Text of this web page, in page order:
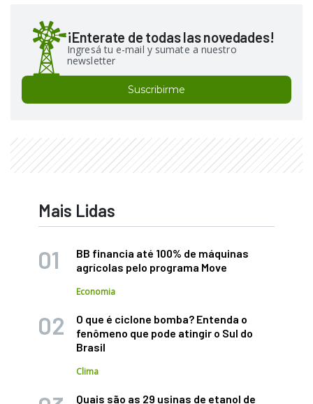
¡Enterate de todas las novedades!
Ingresá tu e-mail y sumate a nuestro
newsletter
Suscribirme
Mais Lidas
BB financia até 100% de máquinas
agrícolas pelo programa Move
Economia
O que é ciclone bomba? Entenda o
fenômeno que pode atingir o Sul do
Brasil
Clima
Quais são as 29 usinas de etanol de